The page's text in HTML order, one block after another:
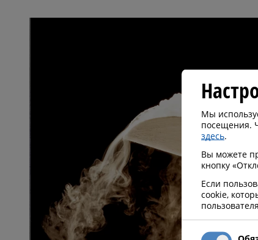
Мы
посещения.
здесь.
Вы можете
кнопку
Если
cookie,